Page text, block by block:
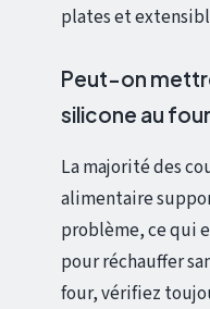
plates et
Peut-on
silicone au
La majorité des
alimentaire
problème, ce qui
pour réchauffer
four, vérifiez